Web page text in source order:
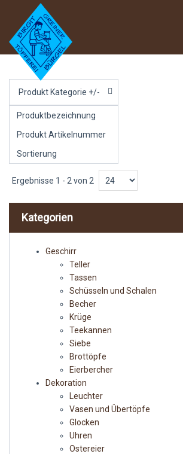
Produkt Kategorie +/-
Produktbezeichnung
Produkt Artikelnummer
Sortierung
Ergebnisse 1 - 2 von 2
Kategorien
Geschirr
Teller
Tassen
Schüsseln und Schalen
Becher
Krüge
Teekannen
Siebe
Brottöpfe
Eierbercher
Dekoration
Leuchter
Vasen und Übertöpfe
Glocken
Uhren
Ostereier